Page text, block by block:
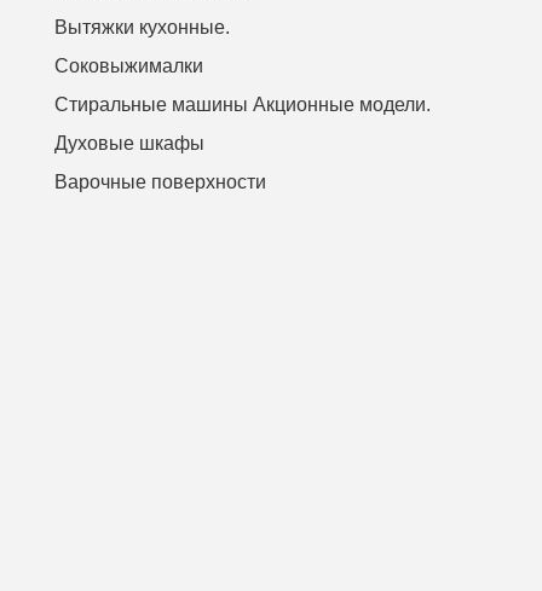
Вытяжки кухонные.
Соковыжималки
Стиральные машины Акционные модели.
Духовые шкафы
Варочные поверхности